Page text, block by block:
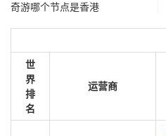
奇游哪个节点是香港
世
界
排
名
运营商